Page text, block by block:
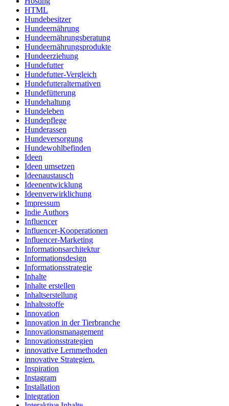
HTML
Hundebesitzer
Hundeernährung
Hundeernährungsberatung
Hundeernährungsprodukte
Hundeerziehung
Hundefutter
Hundefutter-Vergleich
Hundefutteralternativen
Hundefütterung
Hundehaltung
Hundeleben
Hundepflege
Hunderassen
Hundeversorgung
Hundewohlbefinden
Ideen
Ideen umsetzen
Ideenaustausch
Ideenentwicklung
Ideenverwirklichung
Impressum
Indie Authors
Influencer
Influencer-Kooperationen
Influencer-Marketing
Informationsarchitektur
Informationsdesign
Informationsstrategie
Inhalte
Inhalte erstellen
Inhaltserstellung
Inhaltsstoffe
Innovation
Innovation in der Tierbranche
Innovationsmanagement
Innovationsstrategien
innovative Lernmethoden
innovative Strategien.
Inspiration
Instagram
Installation
Integration